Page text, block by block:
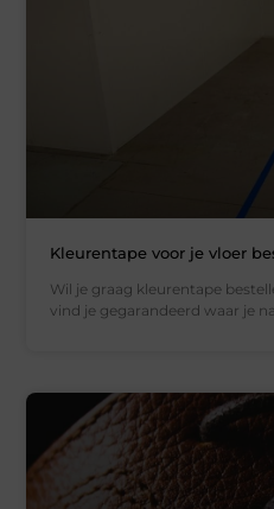
Kleurentape voor je vloer
Wil je graag kleurentape
vind je gegarandeerd waar je